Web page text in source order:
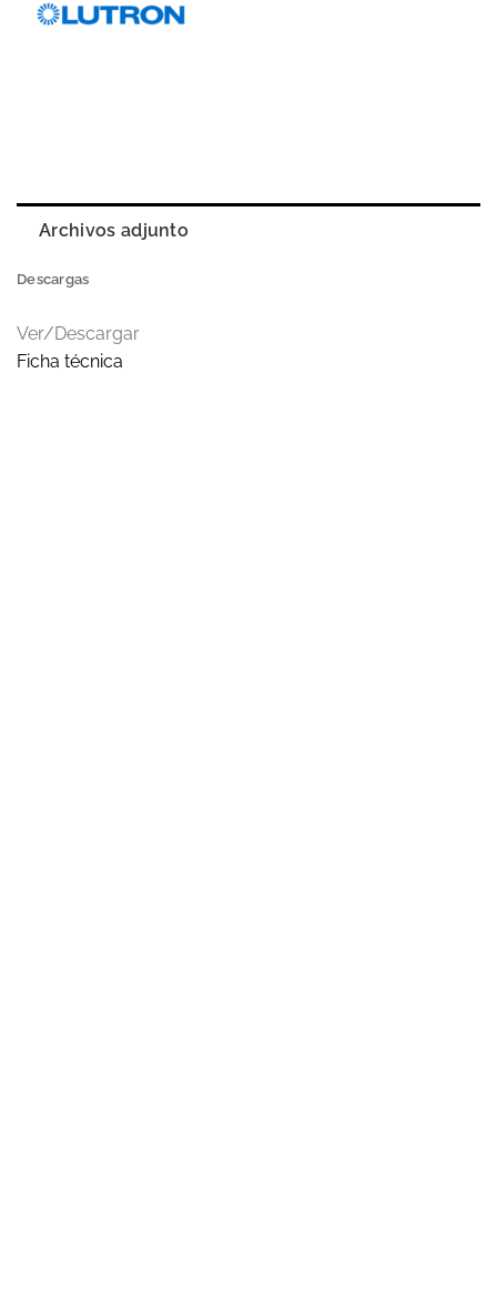
Archivos adjunto
Descargas
Ver/Descargar
Ficha técnica